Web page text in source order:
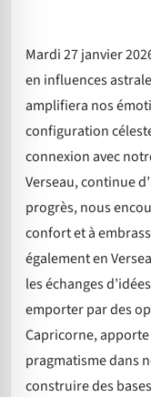
Mardi 27 janvier
en influences
amplifiera nos
configuration
connexion avec
Verseau, continue
progrès, nous
confort et à
également en
les échanges
emporter par des
Capricorne,
pragmatisme dans
construire des